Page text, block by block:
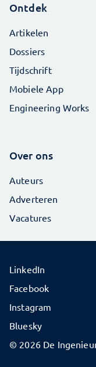
Ontdek
Artikelen
Dossiers
Tijdschrift
Mobiele App
Engineering Works
Over ons
Auteurs
Adverteren
Vacatures
© 2026 De
LinkedIn
Facebook
Instagram
Bluesky